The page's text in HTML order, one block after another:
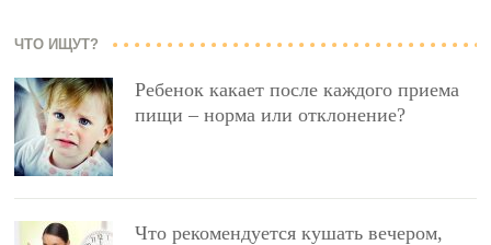
ЧТО ИЩУТ?
Ребенок какает после каждого приема
пищи – норма или отклонение?
Что рекомендуется кушать вечером,